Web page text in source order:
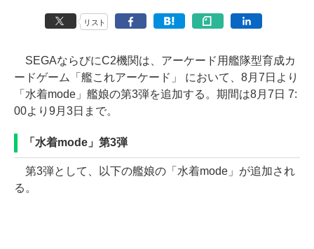
リスト
SEGAならびにC2機関は、アーケード用艦隊型育成カ
ードゲーム「艦これアーケード」 において、8月7日より
「水着mode」艦娘の第3弾を追加する。期間は8月7日 7:
00より9月3日まで。
「水着mode」第3弾
第3弾として、以下の艦娘の「水着mode」が追加され
る。